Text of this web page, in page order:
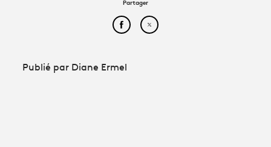
Partager
Partager cet article sur
Partager cet article sur
Publié par Diane Ermel